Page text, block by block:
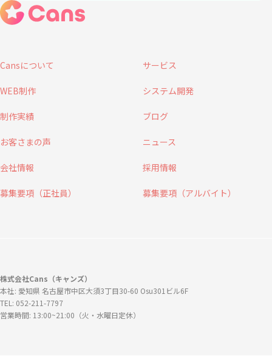
Cansについて サービス
WEB制作 システム開発
制作実績 ブログ
お客さまの声 ニュース
会社情報 採用情報
募集要項（正社員） 募集要項（アルバイト）
株式会社Cans（キャンズ）
本社: 愛知県 名古屋市中区大須3丁目30-60 Osu301ビル6F
TEL: 052-211-7797
営業時間: 13:00~21:00（火・水曜日定休）